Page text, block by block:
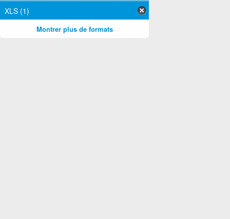
XLS (1)
Montrer plus de formats